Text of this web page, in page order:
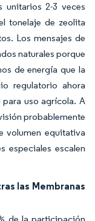
unitarios 2-3 veces
tonelaje de zeolita
Los mensajes de
naturales porque
de energía que la
regulatorio ahora
para uso agrícola. A
probablemente
volumen equitativa
especiales escalen
las Membranas